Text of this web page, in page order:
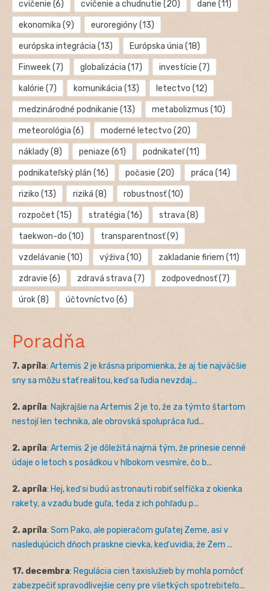
cvičenie (6) cvičenie a chudnutie (20) dane (11)
ekonomika (9) euroregióny(13)
európska integrácia (13) Európska únia (18)
Finweek(7) globalizácia (17) investície (7)
kalórie (7) komunikácia (13) letectvo (12)
medzinárodné podnikanie (13) metabolizmus (10)
meteorológia (6) moderné letectvo (20)
náklady(8) peniaze (61) podnikateľ(11)
podnikateľský plán (16) počasie (20) práca (14)
riziko (13) riziká (8) robustnosť(10)
rozpočet (15) stratégia (16) strava (8)
taekwon-do (10) transparentnosť(9)
vzdelávanie (10) výživa (10) zakladanie firiem (11)
zdravie (6) zdravá strava (7) zodpovednosť(7)
úrok(8) účtovníctvo (6)
Poradňa
7. apríla: Artemis 2 je krásna pripomienka, že aj tie najväčšie
sny sa môžu stať realitou, keď sa ľudia nevzdaj...
2. apríla: Najkrajšie na Artemis 2 je to, že za týmto štartom
nestojí len technika, ale obrovská spolupráca ľud...
2. apríla: Artemis 2 je dôležitá najmä tým, že prinesie cenné
údaje o letoch s posádkou v hlbokom vesmíre, čo b...
2. apríla: Hej, keď si budú astronauti robiť selfíčka z okienka
rakety, a vzadu bude guľa, teda z ich pohľadu p...
2. apríla: Som Pako, ale popieračom guľatej Zeme, asi v
nasledujúcich dňoch praskne cievka, keď uvidia, že Zem ...
17. decembra: Regulácia cien taxislužieb by mohla pomôcť
zabezpečiť spravodlivejšie ceny pre všetkých spotrebiteľo...